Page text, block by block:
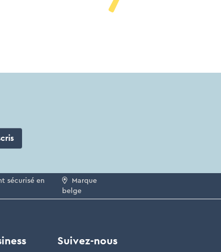
sécurisé en
Marque
belge
Suivez-nous